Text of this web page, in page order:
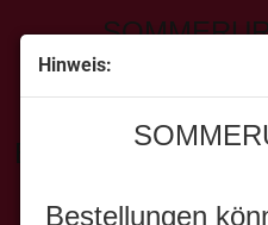
Hinweis:
Bestellungen
Bestellungen
Sortieren nach